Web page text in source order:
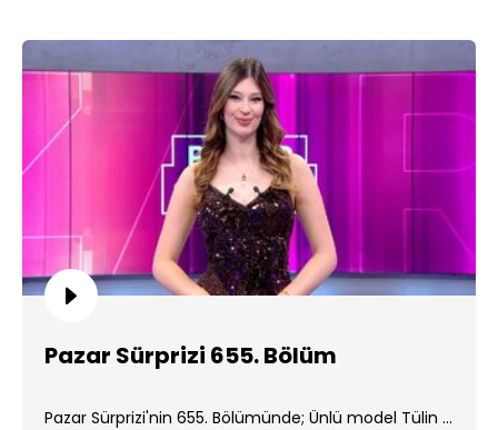
Pazar Sürprizi 655. Bölüm
Pazar Sürprizi'nin 655. Bölümünde; Ünlü model Tülin ...